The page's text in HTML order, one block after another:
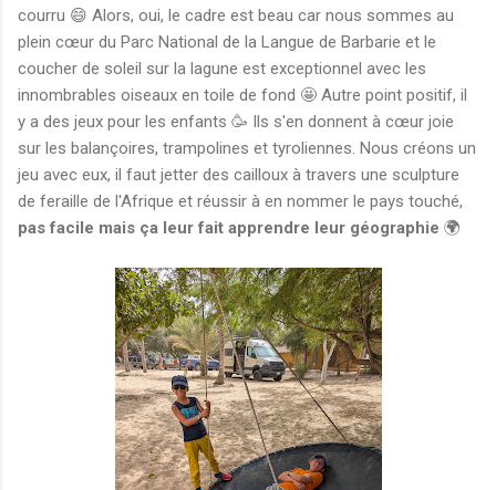
courru 😄 Alors, oui, le cadre est beau car nous sommes au
plein cœur du Parc National de la Langue de Barbarie et le
coucher de soleil sur la lagune est exceptionnel avec les
innombrables oiseaux en toile de fond 🤩 Autre point positif, il
y a des jeux pour les enfants 🥳 Ils s'en donnent à cœur joie
sur les balançoires, trampolines et tyroliennes. Nous créons un
jeu avec eux, il faut jetter des cailloux à travers une sculpture
de feraille de l'Afrique et réussir à en nommer le pays touché,
pas facile mais ça leur fait apprendre leur géographie 🌍